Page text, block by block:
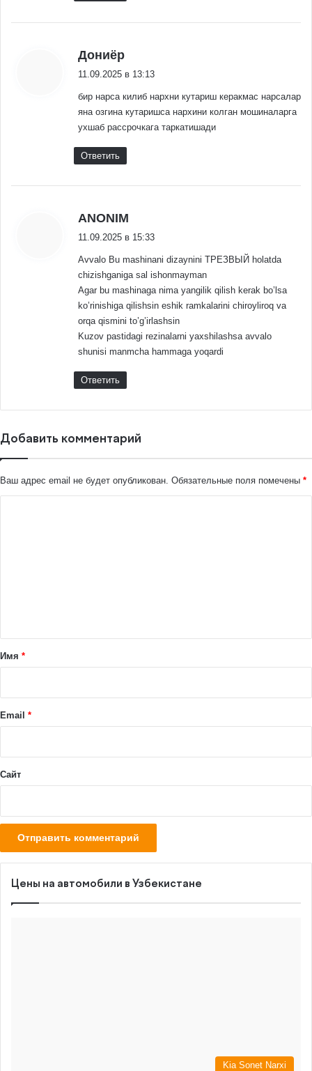
Дониёр
11.09.2025 в 13:13
бир нарса килиб нархни кутариш керакмас нарсалар
яна озгина кутаришса нархини колган мошиналарга
ухшаб рассрочкага таркатишади
Ответить
ANONIM
11.09.2025 в 15:33
Avvalo Bu mashinani dizaynini ТРЕЗВЫЙ holatda
chizishganiga sal ishonmayman
Agar bu mashinaga nima yangilik qilish kerak bo’lsa
ko’rinishiga qilishsin eshik ramkalarini chiroyliroq va
orqa qismini to’g’irlashsin
Kuzov pastidagi rezinalarni yaxshilashsa avvalo
shunisi manmcha hammaga yoqardi
Ответить
Добавить комментарий
Ваш адрес email не будет опубликован. Обязательные поля помечены *
а
й
Имя *
Email *
Сайт
Цены на автомобили в Узбекистане
Kia Sonet Narxi